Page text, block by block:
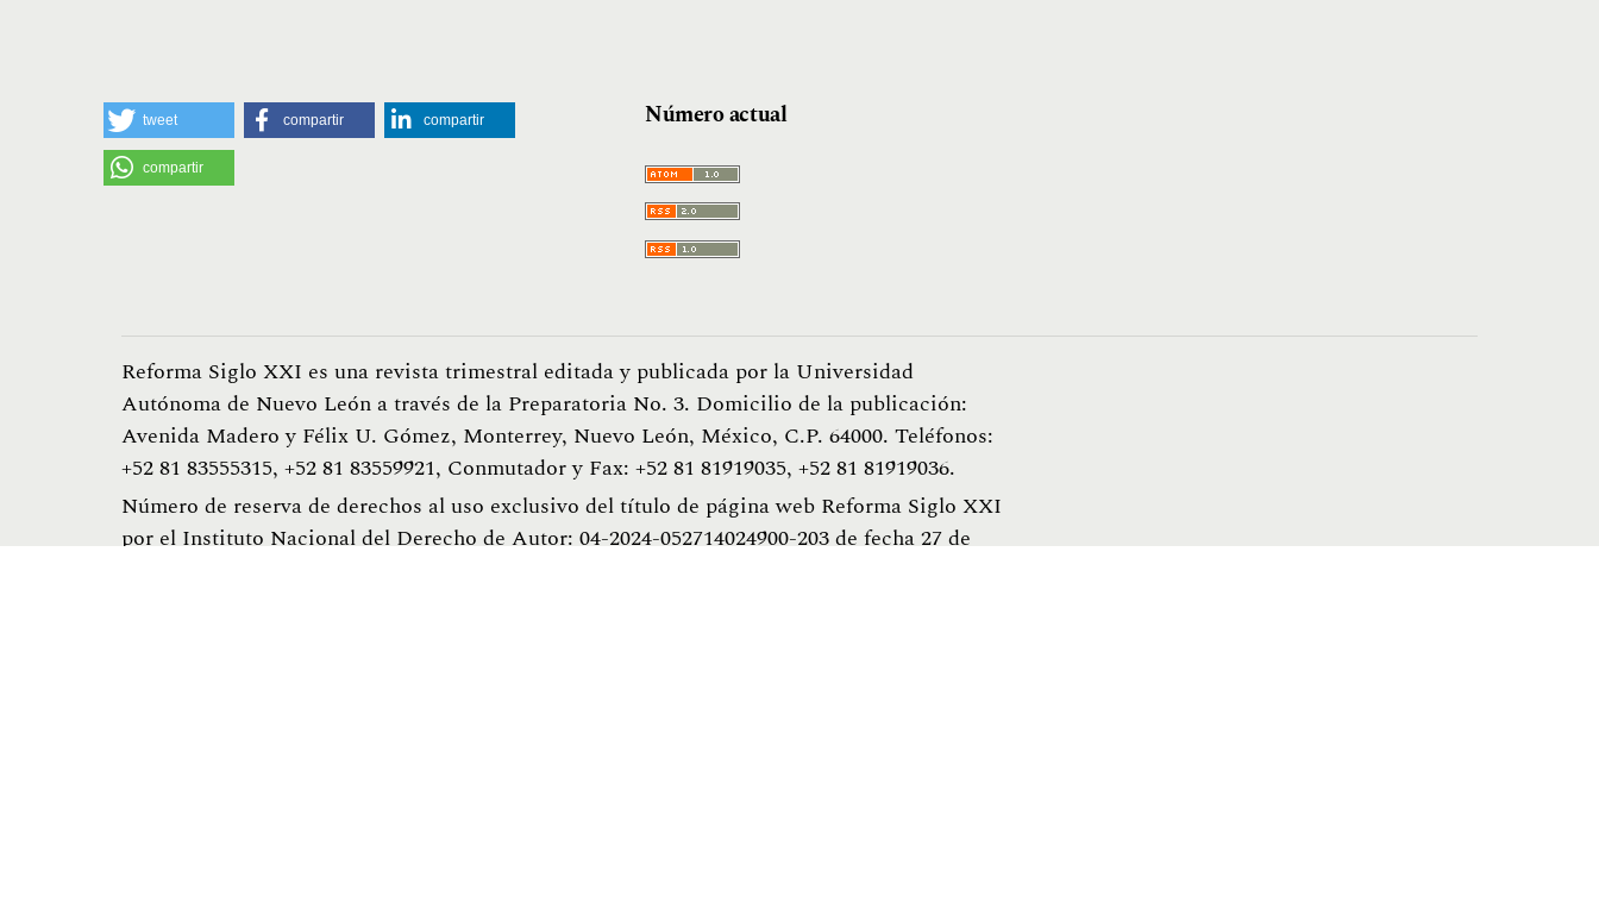
tweet compartir compartir
compartir
Número actual
Reforma Siglo XXI es una revista trimestral editada y publicada por la Universidad
Autónoma de Nuevo León a través de la Preparatoria No. 3. Domicilio de la publicación:
Avenida Madero y Félix U. Gómez, Monterrey, Nuevo León, México, C.P. 64000. Teléfonos:
+52 81 83555315, +52 81 83559921, Conmutador y Fax: +52 81 81919035, +52 81 81919036.
Número de reserva de derechos al uso exclusivo del título de página web Reforma Siglo XXI
por el Instituto Nacional del Derecho de Autor: 04-2024-052714024900-203 de fecha 27 de